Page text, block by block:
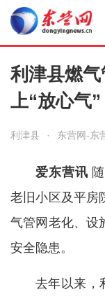
利津县燃气
上“放心气”
利津县 · 东营网-东
爱东营讯
老旧小区及平房
气管网老化、设
安全隐患。
去年以来，